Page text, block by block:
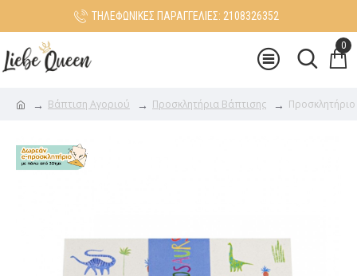
ΤΗΛΕΦΩΝΙΚΕΣ ΠΑΡΑΓΓΕΛΙΕΣ: 2108326352
0
Βάπτιση Αγοριού Προσκλητήρια Βάπτισης